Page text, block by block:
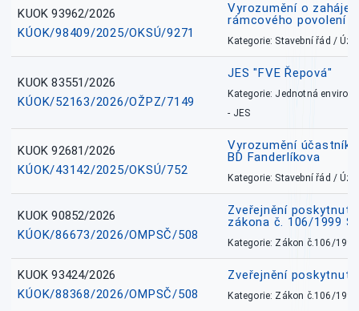
KUOK 93962/2026
KÚOK/98409/2025/OKSÚ/9271
Vyrozumění o
rámcového povolení
Kategorie: Stavební řád /
KUOK 83551/2026
KÚOK/52163/2026/OŽPZ/7149
JES "FVE Řepová"
Kategorie: Jednotná
- JES
KUOK 92681/2026
KÚOK/43142/2025/OKSÚ/752
Vyrozumění
BD Fanderlíkova
Kategorie: Stavební řád /
KUOK 90852/2026
KÚOK/86673/2026/OMPSČ/508
Zveřejnění
zákona č. 106/1999
Kategorie: Zákon č.106/1999
KUOK 93424/2026
KÚOK/88368/2026/OMPSČ/508
Zveřejnění
Kategorie: Zákon č.106/1999